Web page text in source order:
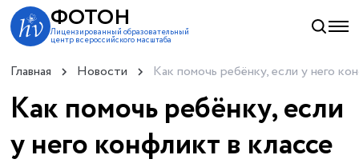
ФОТОН
Лицензированный образовательный
центр всероссийского масштаба
Главная Новости Как помочь ребёнку, если у него
Как помочь ребёнку, если
у него конфликт в классе